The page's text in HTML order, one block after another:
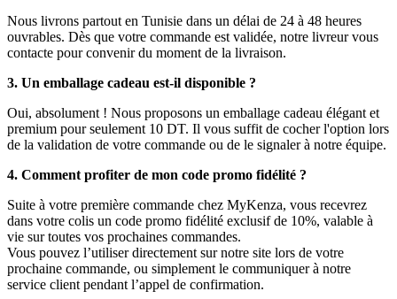
Nous livrons partout en Tunisie dans un délai de 24 à 48 heures
ouvrables. Dès que votre commande est validée, notre livreur vous
contacte pour convenir du moment de la livraison.
3. Un emballage cadeau est-il disponible ?
Oui, absolument ! Nous proposons un emballage cadeau élégant et
premium pour seulement 10 DT. Il vous suffit de cocher l'option lors
de la validation de votre commande ou de le signaler à notre équipe.
4. Comment profiter de mon code promo fidélité ?
Suite à votre première commande chez MyKenza, vous recevrez
dans votre colis un code promo fidélité exclusif de 10%, valable à
vie sur toutes vos prochaines commandes.
Vous pouvez l’utiliser directement sur notre site lors de votre
prochaine commande, ou simplement le communiquer à notre
service client pendant l’appel de confirmation.